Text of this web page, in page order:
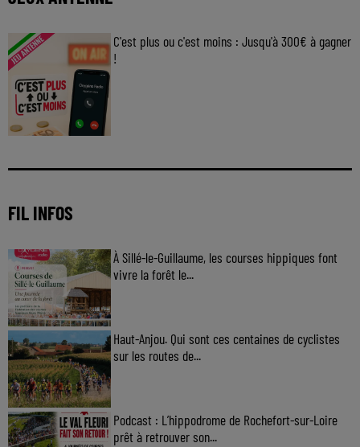
C'est plus ou c'est moins : Jusqu'à 300€ à gagner
!
FIL INFOS
À Sillé-le-Guillaume, les courses hippiques font
vivre la forêt le...
Haut-Anjou. Qui sont ces centaines de cyclistes
sur les routes de...
Podcast : L’hippodrome de Rochefort-sur-Loire
prêt à retrouver son...